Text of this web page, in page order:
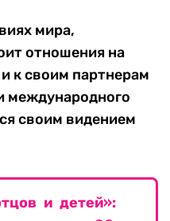
мира,
отношения на
к своим партнерам
международного
своим видением
и детей»: